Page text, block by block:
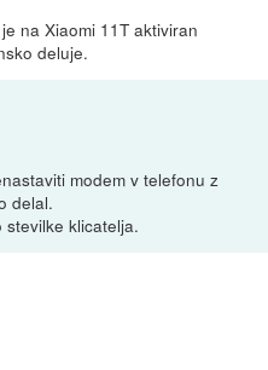
na Xiaomi 11T aktiviran
deluje.
modem v telefonu z
delal.
klicatelja.